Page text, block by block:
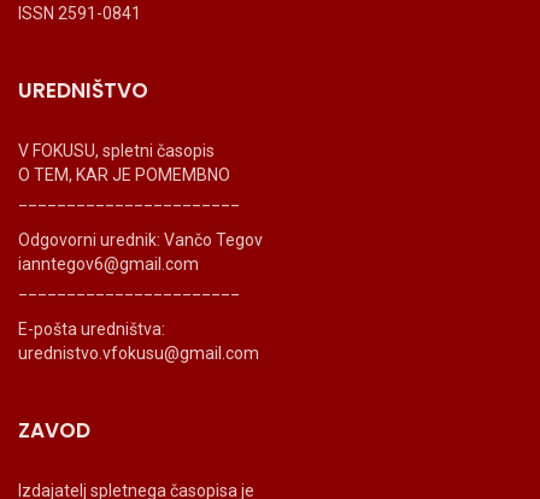
ISSN 2591-0841
UREDNIŠTVO
V FOKUSU, spletni časopis
O TEM, KAR JE POMEMBNO
Odgovorni urednik: Vančo Tegov
ianntegov6@gmail.com
E-pošta uredništva:
urednistvo.vfokusu@gmail.com
ZAVOD
Izdajatelj spletnega časopisa je